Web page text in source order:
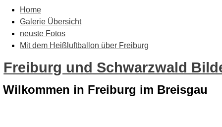
Home
Galerie Übersicht
neuste Fotos
Mit dem Heißluftballon über Freiburg
Freiburg und Schwarzwald
Wilkommen in Freiburg im Breisgau